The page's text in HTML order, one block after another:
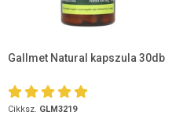
Gallmet Natural kapszula 30db
Cikksz. GLM3219